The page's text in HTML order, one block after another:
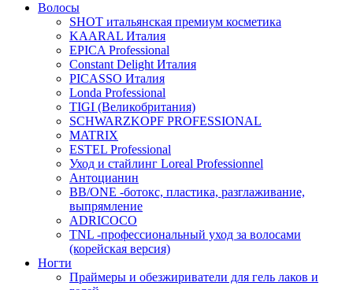
Волосы
SHOT итальянская премиум косметика
KAARAL Италия
EPICA Professional
Constant Delight Италия
PICASSO Италия
Londa Professional
TIGI (Великобритания)
SCHWARZKOPF PROFESSIONAL
MATRIX
ESTEL Professional
Уход и стайлинг Loreal Professionnel
Антоцианин
BB/ONE -ботокс, пластика, разглаживание,
выпрямление
ADRICOCO
TNL -профессиональный уход за волосами
(корейская версия)
Ногти
Праймеры и обезжириватели для гель лаков и